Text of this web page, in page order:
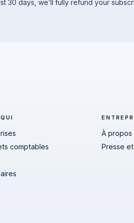
30 days, we’ll fully refund your
comptables
À
Presse